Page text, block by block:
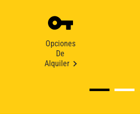
Opciones
De
Alquiler